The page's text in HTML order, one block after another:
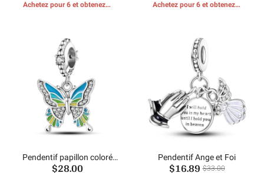
Achetez pour 6 et obtenez 1
Achetez pour 6 et obtenez 1
Pendentif papillon coloré
incrusté
$28.00
Pendentif Ange et Foi
$16.89 $33.00